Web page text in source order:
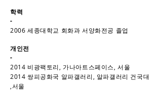
학력
-
2006 세종대학교 회화과 서양화전공 졸업
개인전
-
2014 비광팩토리, 가나아트스페이스, 서울
2014 쌍피공화국 알파갤러리, 알파갤러리 건국대
,서울